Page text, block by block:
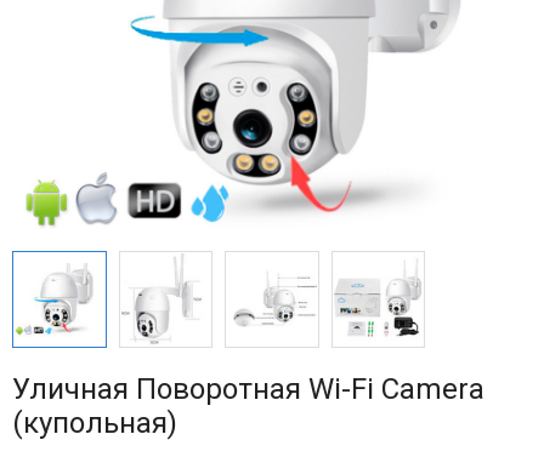
Уличная Поворотная Wi-Fi Camera
(купольная)